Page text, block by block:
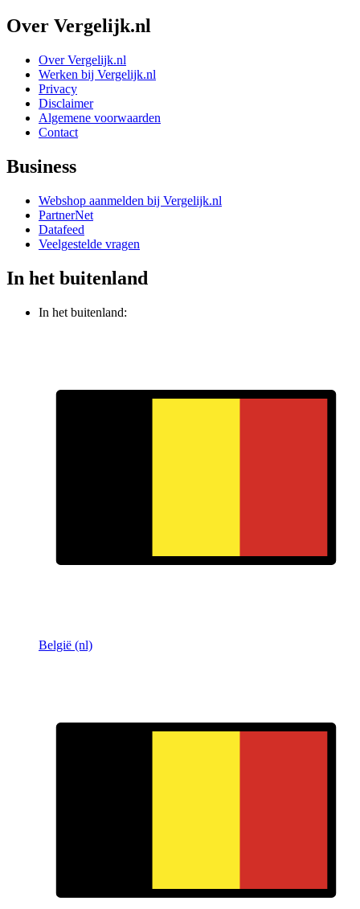
Over Vergelijk.nl
Over Vergelijk.nl
Werken bij Vergelijk.nl
Privacy
Disclaimer
Algemene voorwaarden
Contact
Business
Webshop aanmelden bij Vergelijk.nl
PartnerNet
Datafeed
Veelgestelde vragen
In het buitenland
In het buitenland:
België (nl)